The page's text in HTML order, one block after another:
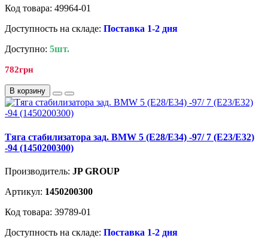
Код товара: 49964-01
Доступность на складе: Поставка 1-2 дня
Доступно: 5шт.
782грн
В корзину
Tягa стабилизатора зад. BMW 5 (E28/E34) -97/ 7 (E23/E32)
-94 (1450200300)
Производитель: JP GROUP
Артикул: 1450200300
Код товара: 39789-01
Доступность на складе: Поставка 1-2 дня